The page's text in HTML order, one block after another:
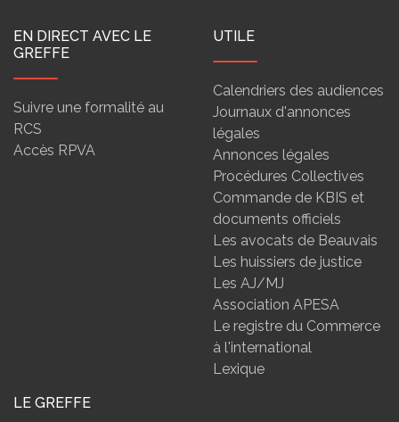
EN DIRECT AVEC LE
GREFFE
Suivre une formalité au
RCS
Accès RPVA
UTILE
Calendriers des audiences
Journaux d'annonces
légales
Annonces légales
Procédures Collectives
Commande de KBIS et
documents officiels
Les avocats de Beauvais
Les huissiers de justice
Les AJ/MJ
Association APESA
Le registre du Commerce
à l'international
Lexique
LE GREFFE